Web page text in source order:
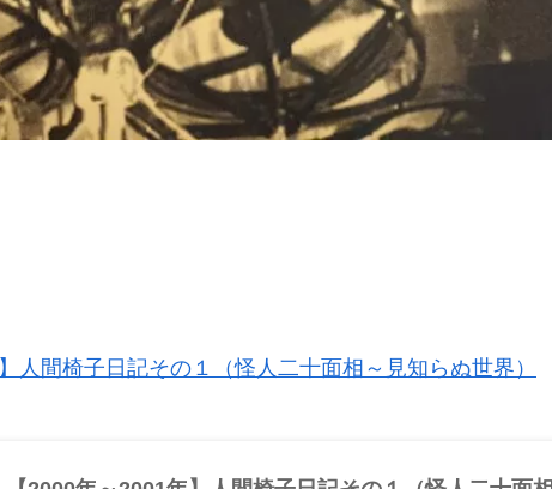
人間椅子日記その１（怪人二十面相～見知らぬ世界）